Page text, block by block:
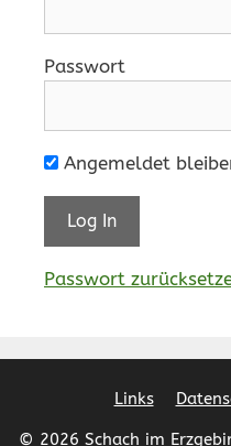
Passwort
Angemeldet
Passwort
Links
© 2026 Schach im